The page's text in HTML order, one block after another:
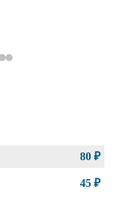
80 ₽
45 ₽